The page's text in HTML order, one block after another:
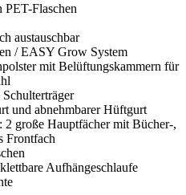
PET-Flaschen
austauschbar
/ EASY Grow System
mit Belüftungskammern für
und abnehmbarer Hüftgurt
2 große Hauptfächer mit Bücher-,
Frontfach
Aufhängeschlaufe